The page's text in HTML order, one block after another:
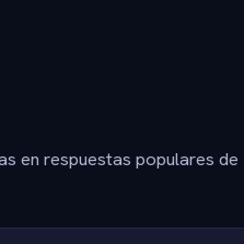
en respuestas populares de